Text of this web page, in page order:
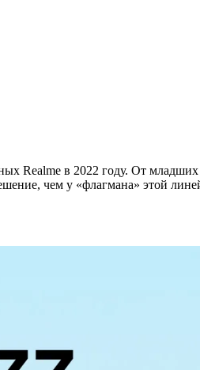
Realme в 2022 году. От младших
чем у «флагмана» этой